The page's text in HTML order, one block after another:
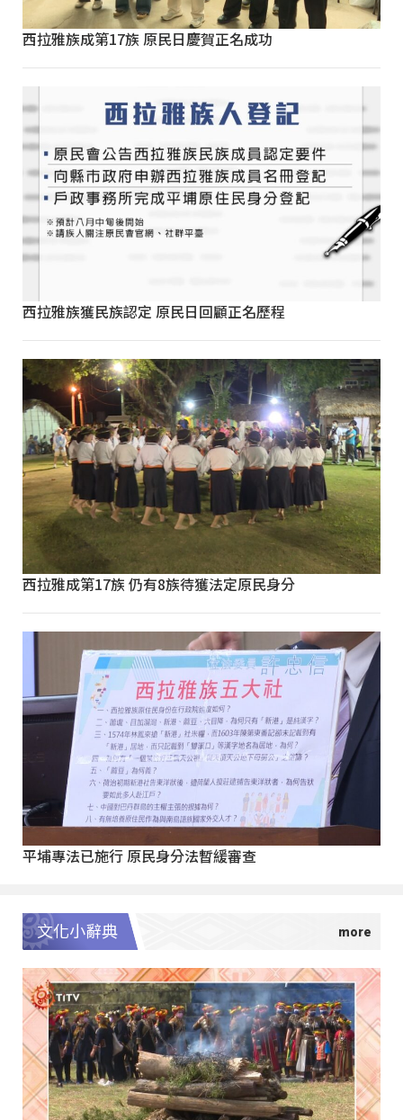
西拉雅族成第17族 原民日慶賀正名成功
西拉雅族獲民族認定 原民日回顧正名歷程
西拉雅成第17族 仍有8族待獲法定原民身分
平埔專法已施行 原民身分法暫緩審查
文化小辭典